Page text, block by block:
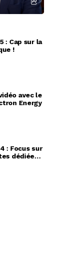
: Cap sur la
!
avec le
Energy
: Focus sur
dédiées